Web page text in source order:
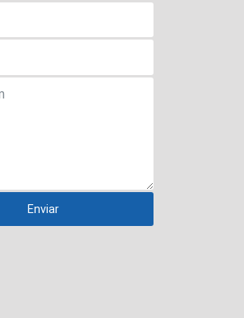
Enviar